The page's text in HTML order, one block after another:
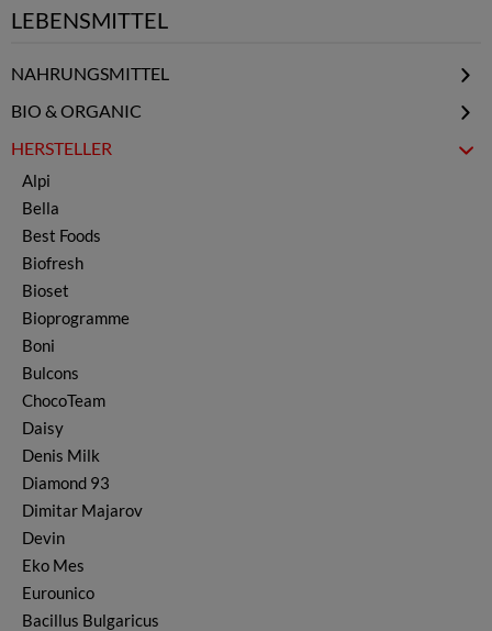
LEBENSMITTEL
NAHRUNGSMITTEL
Elixier & Honig
Gemüsekonserven
Obstkonserven
Gewürze & Kräuter
Gewürzmischungen
Joghurt & Kefir
Käse & Kaschkawal
Kerne & Nüsse
Ljutenica & Ajvar
Öl & Essig
Marmelade & Konfitüre
Nudeln, Teig & Reis
Schokolade & Waffeln
Snacks & Chips
Süßigkeiten & Bonbons
Tee
Wurst
Wasser
BIO & ORGANIC
BIO Käse & Kaschkawal
BIO Öl & Essig
HERSTELLER
Alpi
Bella
Best Foods
Biofresh
Bioset
Bioprogramme
Boni
Bulcons
ChocoTeam
Daisy
Denis Milk
Diamond 93
Dimitar Majarov
Devin
Eko Mes
Eurounico
Bacillus Bulgaricus